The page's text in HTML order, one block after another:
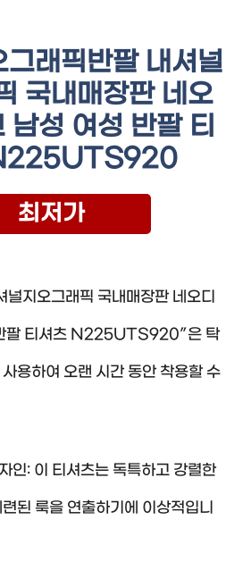
그래픽반팔 내셔널
국내매장판 네오
남성 여성 반팔 티
최저가
널지오그래픽 국내매장판 네오디
팔 티셔츠 N225UTS920″은 탁
용하여 오랜 시간 동안 착용할 수
인: 이 티셔츠는 독특하고 강렬한
된 룩을 연출하기에 이상적입니